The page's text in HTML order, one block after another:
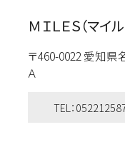
ＭＩＬＥＳ（マイル
〒460-0022 愛知
Ａ
TEL：